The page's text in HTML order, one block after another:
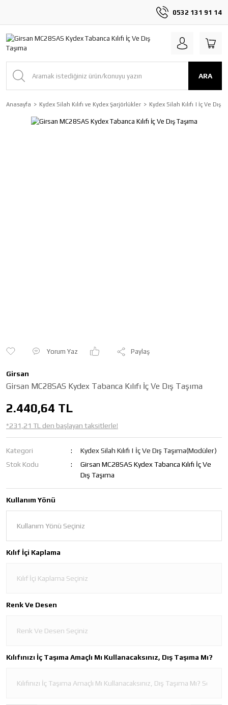
0532 131 91 14
ARA
Anasayfa Kydex Silah Kılıfı ve Kydex Şarjörlükler Kydex Silah Kılıfı | İç Ve Dış
Yorum Yaz Paylaş
Girsan
Girsan MC28SAS Kydex Tabanca Kılıfı İç Ve Dış Taşıma
2.440,64 TL
*231,21 TL den başlayan taksitlerle!
Kategori
Kydex Silah Kılıfı | İç Ve Dış Taşıma(Modüler)
Stok Kodu
Girsan MC28SAS Kydex Tabanca Kılıfı İç Ve
Dış Taşıma
Kullanım Yönü
Kılıf İçi Kaplama
Renk Ve Desen
Kılıfınızı İç Taşıma Amaçlı Mı Kullanacaksınız, Dış Taşıma Mı?